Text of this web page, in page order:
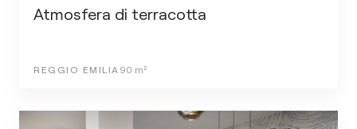
Atmosfera di terracotta
REGGIO EMILIA 90 m²